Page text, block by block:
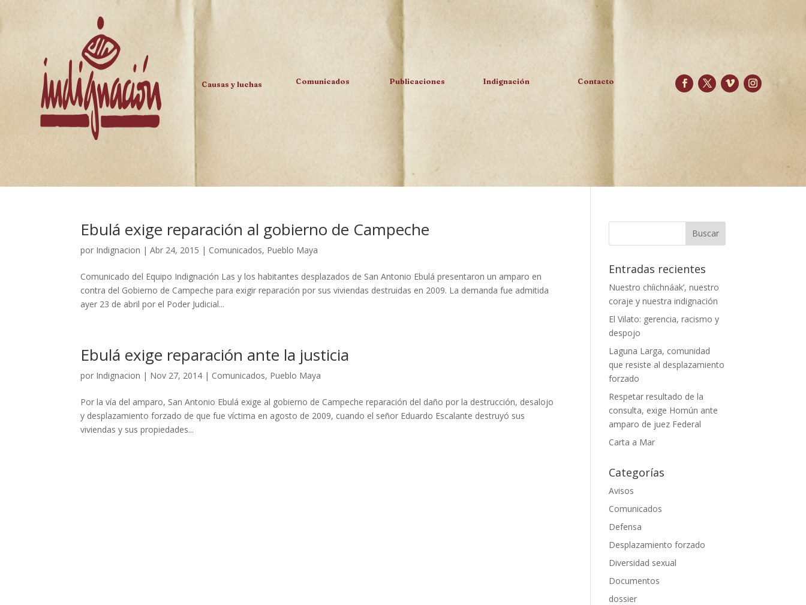
Causas y luchas Comunicados Publicaciones Indignación Contacto
Ebulá exige reparación al gobierno de Campeche
por Indignacion |Abr 24, 2015 | Comunicados, Pueblo Maya
Comunicado del Equipo Indignación Las y los habitantes desplazados de San Antonio Ebulá presentaron un amparo en
contra del Gobierno de Campeche para exigir reparación por sus viviendas destruidas en 2009. La demanda fue admitida
ayer 23 de abril por el Poder Judicial...
Ebulá exige reparación ante la justicia
por Indignacion | Nov 27, 2014 | Comunicados, Pueblo Maya
Por la vía del amparo, San Antonio Ebulá exige al gobierno de Campeche reparación del daño por la destrucción, desalojo
y desplazamiento forzado de que fue víctima en agosto de 2009, cuando el señor Eduardo Escalante destruyó sus
viviendas y sus propiedades...
Entradas recientes
Nuestro chíichnáak’, nuestro
coraje y nuestra indignación
El Vilato: gerencia, racismo y
despojo
Laguna Larga, comunidad
que resiste al desplazamiento
forzado
Respetar resultado de la
consulta, exige Homún ante
amparo de juez Federal
Carta a Mar
Categorías
Avisos
Comunicados
Defensa
Desplazamiento forzado
Diversidad sexual
Documentos
dossier